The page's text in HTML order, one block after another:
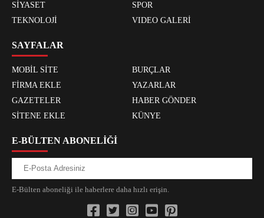
SİYASET
SPOR
TEKNOLOJİ
VIDEO GALERİ
SAYFALAR
MOBİL SİTE
BURÇLAR
FİRMA EKLE
YAZARLAR
GAZETELER
HABER GÖNDER
SİTENE EKLE
KÜNYE
E-BÜLTEN ABONELİĞİ
E-Bülten aboneliği ile haberlere daha hızlı erişin.